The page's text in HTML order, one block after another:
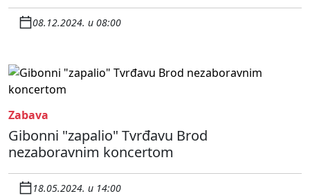
08.12.2024. u 08:00
Zabava
Gibonni "zapalio" Tvrđavu Brod
nezaboravnim koncertom
18.05.2024. u 14:00